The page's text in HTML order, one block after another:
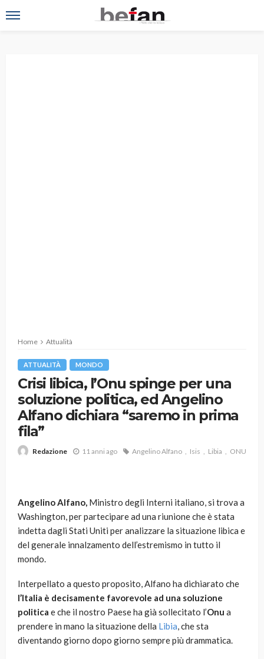
Home Attualità
ATTUALITÀ MONDO
Crisi libica, l’Onu spinge per una
soluzione politica, ed Angelino
Alfano dichiara “saremo in prima
fila”
Redazione 11 anni ago Angelino Alfano Isis Libia ONU
Angelino Alfano, Ministro degli Interni italiano, si trova a
Washington, per partecipare ad una riunione che è stata
indetta dagli Stati Uniti per analizzare la situazione libica e
del generale innalzamento dell’estremismo in tutto il
mondo.
Interpellato a questo proposito, Alfano ha dichiarato che
l’Italia è decisamente favorevole ad una soluzione
politica e che il nostro Paese ha già sollecitato l’Onu a
prendere in mano la situazione della Libia, che sta
diventando giorno dopo giorno sempre più drammatica.